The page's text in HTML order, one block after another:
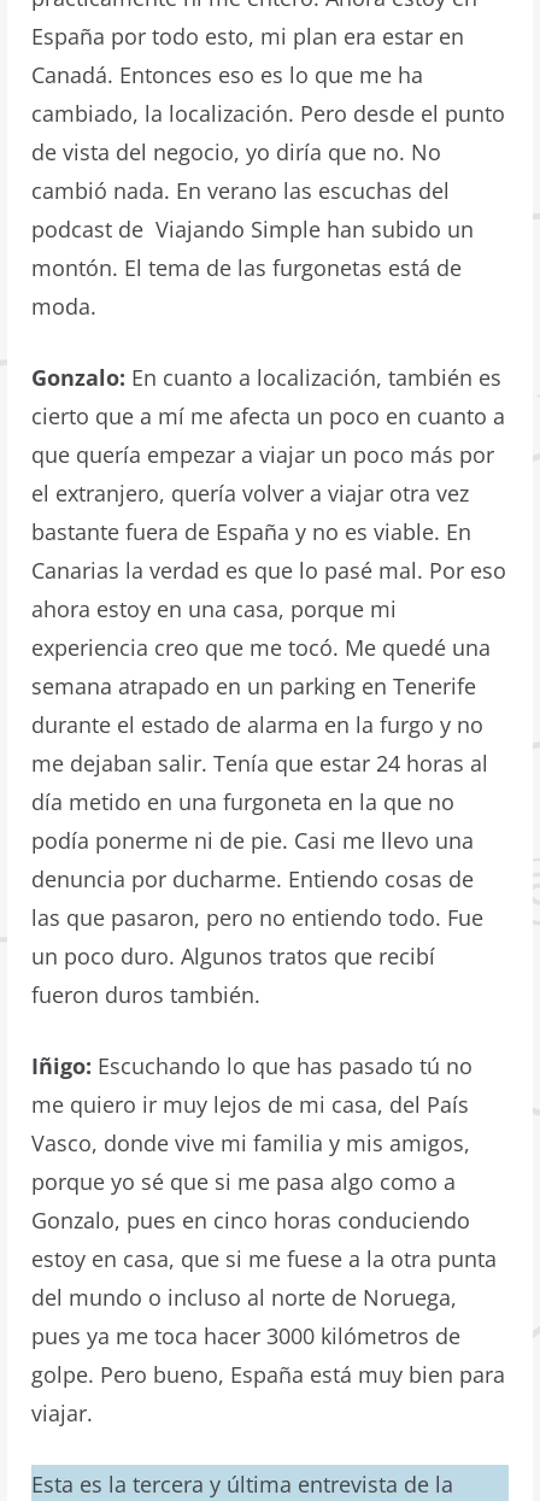
España por todo esto, mi plan era estar en
Canadá. Entonces eso es lo que me ha
cambiado, la localización. Pero desde el punto
de vista del negocio, yo diría que no. No
cambió nada. En verano las escuchas del
podcast de Viajando Simple han subido un
montón. El tema de las furgonetas está de
moda.
Gonzalo: En cuanto a localización, también es
cierto que a mí me afecta un poco en cuanto a
que quería empezar a viajar un poco más por
el extranjero, quería volver a viajar otra vez
bastante fuera de España y no es viable. En
Canarias la verdad es que lo pasé mal. Por eso
ahora estoy en una casa, porque mi
experiencia creo que me tocó. Me quedé una
semana atrapado en un parking en Tenerife
durante el estado de alarma en la furgo y no
me dejaban salir. Tenía que estar 24 horas al
día metido en una furgoneta en la que no
podía ponerme ni de pie. Casi me llevo una
denuncia por ducharme. Entiendo cosas de
las que pasaron, pero no entiendo todo. Fue
un poco duro. Algunos tratos que recibí
fueron duros también.
Iñigo: Escuchando lo que has pasado tú no
me quiero ir muy lejos de mi casa, del País
Vasco, donde vive mi familia y mis amigos,
porque yo sé que si me pasa algo como a
Gonzalo, pues en cinco horas conduciendo
estoy en casa, que si me fuese a la otra punta
del mundo o incluso al norte de Noruega,
pues ya me toca hacer 3000 kilómetros de
golpe. Pero bueno, España está muy bien para
viajar.
Esta es la tercera y última entrevista de la